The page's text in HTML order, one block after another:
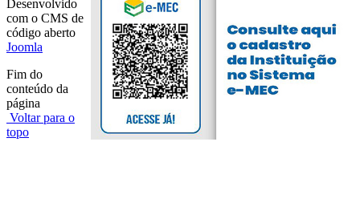
Desenvolvido
com o CMS de
código aberto
Joomla
Fim do
conteúdo da
página
Voltar para o
topo